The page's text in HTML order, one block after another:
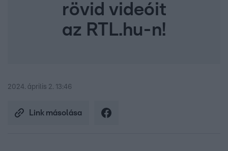
rövid videóit
az RTL.hu-n!
2024. április 2. 13:46
Link másolása